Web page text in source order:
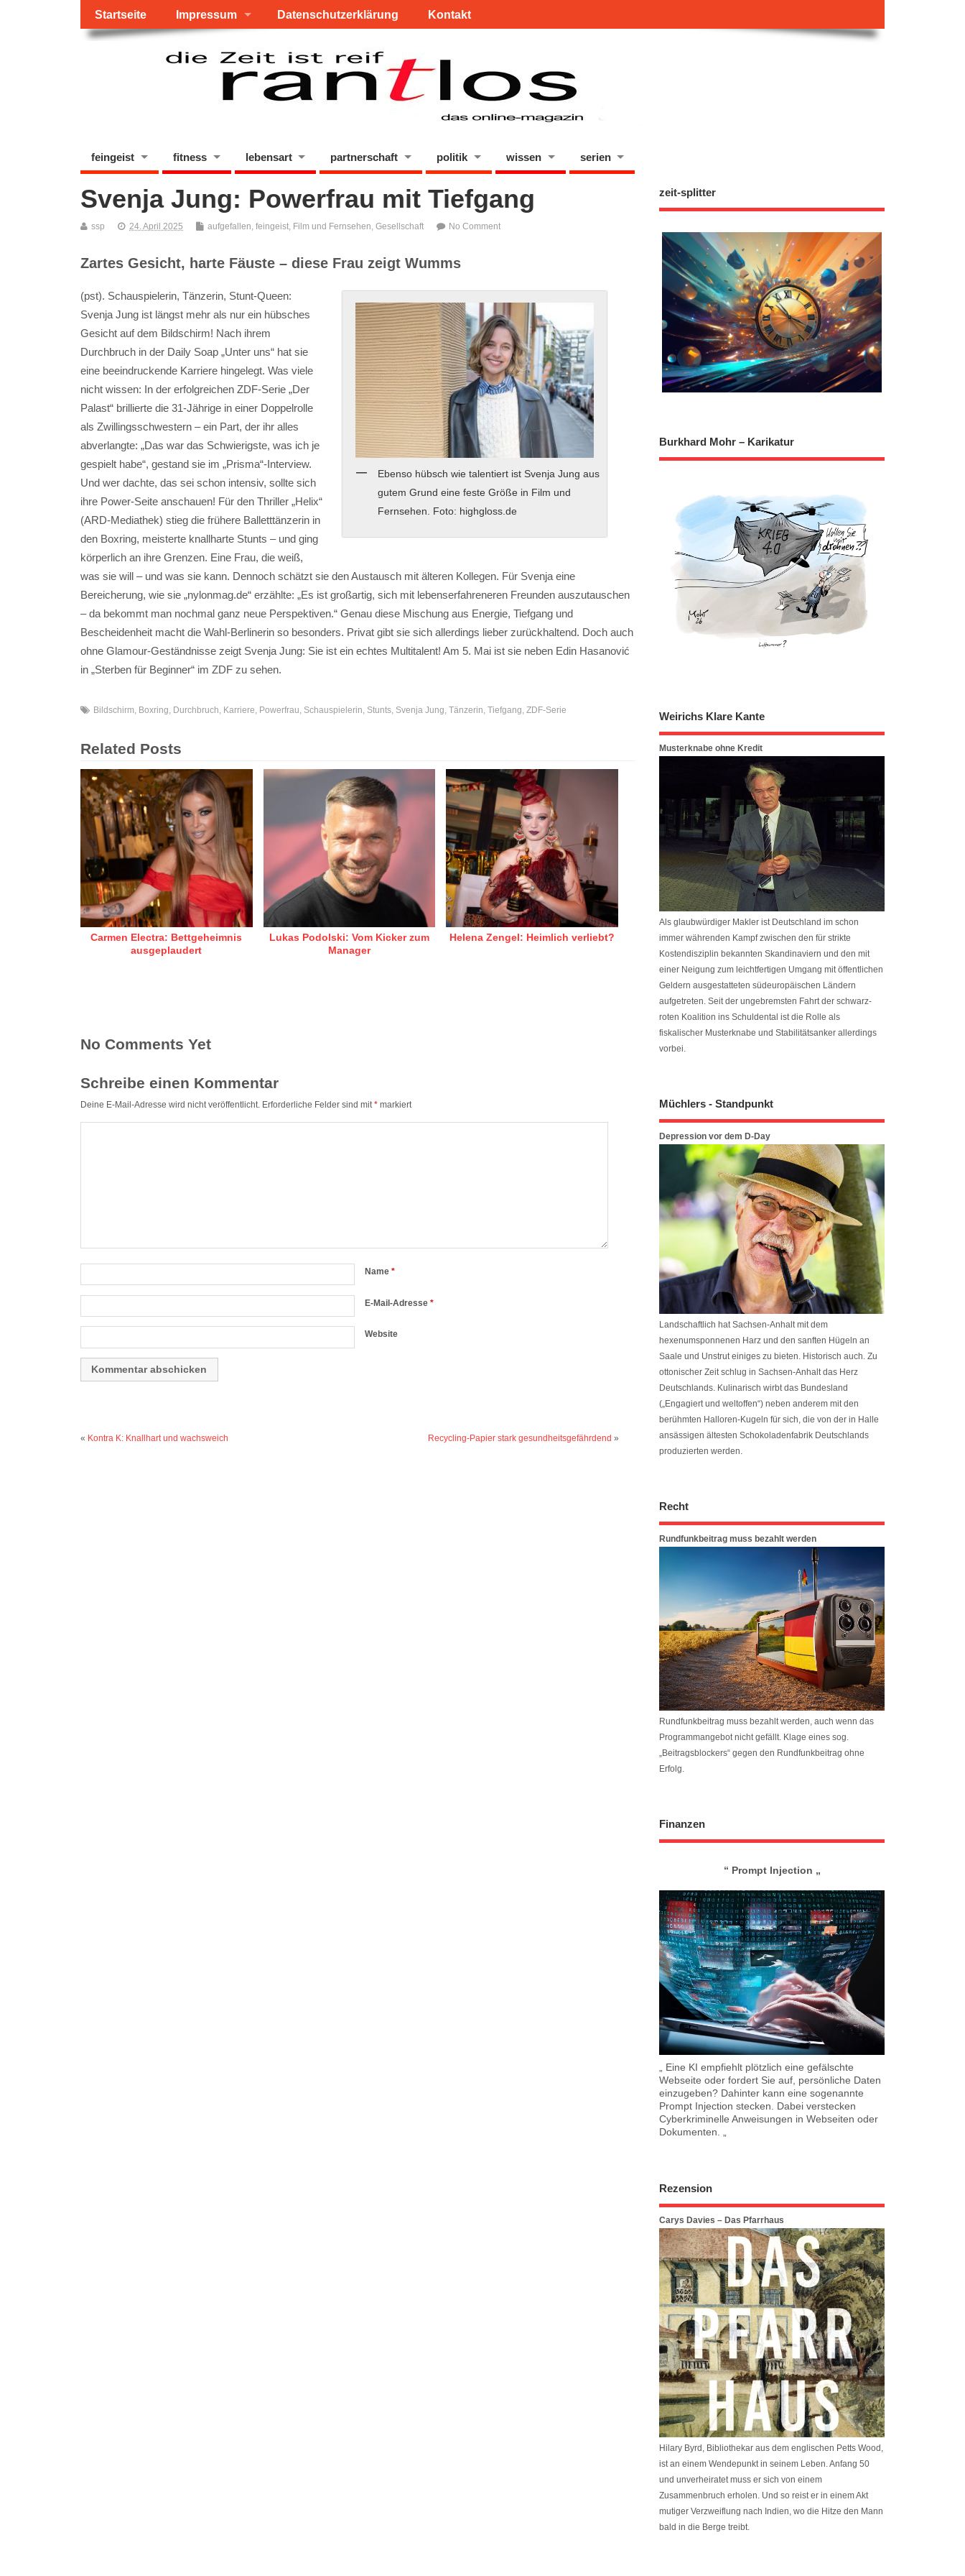
Startseite Impressum Datenschutzerklärung Kontakt
feingeist fitness lebensart partnerschaft politik wissen serien
Svenja Jung: Powerfrau mit Tiefgang
ssp 24. April 2025 aufgefallen, feingeist, Film und Fernsehen, Gesellschaft No Comment
Zartes Gesicht, harte Fäuste – diese Frau zeigt Wumms
Ebenso hübsch wie talentiert ist Svenja Jung aus
gutem Grund eine feste Größe in Film und
Fernsehen. Foto: highgloss.de
(pst). Schauspielerin, Tänzerin, Stunt-Queen:
Svenja Jung ist längst mehr als nur ein hübsches
Gesicht auf dem Bildschirm! Nach ihrem
Durchbruch in der Daily Soap „Unter uns“ hat sie
eine beeindruckende Karriere hingelegt. Was viele
nicht wissen: In der erfolgreichen ZDF-Serie „Der
Palast“ brillierte die 31-Jährige in einer Doppelrolle
als Zwillingsschwestern – ein Part, der ihr alles
abverlangte: „Das war das Schwierigste, was ich je
gespielt habe“, gestand sie im „Prisma“-Interview.
Und wer dachte, das sei schon intensiv, sollte sich
ihre Power-Seite anschauen! Für den Thriller „Helix“
(ARD-Mediathek) stieg die frühere Balletttänzerin in
den Boxring, meisterte knallharte Stunts – und ging
körperlich an ihre Grenzen. Eine Frau, die weiß,
was sie will – und was sie kann. Dennoch schätzt sie den Austausch mit älteren Kollegen. Für Svenja eine
Bereicherung, wie sie „nylonmag.de“ erzählte: „Es ist großartig, sich mit lebenserfahreneren Freunden auszutauschen
– da bekommt man nochmal ganz neue Perspektiven.“ Genau diese Mischung aus Energie, Tiefgang und
Bescheidenheit macht die Wahl-Berlinerin so besonders. Privat gibt sie sich allerdings lieber zurückhaltend. Doch auch
ohne Glamour-Geständnisse zeigt Svenja Jung: Sie ist ein echtes Multitalent! Am 5. Mai ist sie neben Edin Hasanović
in „Sterben für Beginner“ im ZDF zu sehen.
Bildschirm, Boxring, Durchbruch, Karriere, Powerfrau, Schauspielerin, Stunts, Svenja Jung, Tänzerin, Tiefgang, ZDF-Serie
Related Posts
Carmen Electra: Bettgeheimnis
ausgeplaudert
Lukas Podolski: Vom Kicker zum
Manager
Helena Zengel: Heimlich verliebt?
No Comments Yet
Schreibe einen Kommentar
Deine E-Mail-Adresse wird nicht veröffentlicht. Erforderliche Felder sind mit * markiert
Name *
E-Mail-Adresse *
Website
« Kontra K: Knallhart und wachsweich Recycling-Papier stark gesundheitsgefährdend »
zeit-splitter
Burkhard Mohr – Karikatur
Weirichs Klare Kante
Musterknabe ohne Kredit
Als glaubwürdiger Makler ist Deutschland im schon
immer währenden Kampf zwischen den für strikte
Kostendisziplin bekannten Skandinaviern und den mit
einer Neigung zum leichtfertigen Umgang mit öffentlichen
Geldern ausgestatteten südeuropäischen Ländern
aufgetreten. Seit der ungebremsten Fahrt der schwarz-
roten Koalition ins Schuldental ist die Rolle als
fiskalischer Musterknabe und Stabilitätsanker allerdings
vorbei.
Müchlers - Standpunkt
Depression vor dem D-Day
Landschaftlich hat Sachsen-Anhalt mit dem
hexenumsponnenen Harz und den sanften Hügeln an
Saale und Unstrut einiges zu bieten. Historisch auch. Zu
ottonischer Zeit schlug in Sachsen-Anhalt das Herz
Deutschlands. Kulinarisch wirbt das Bundesland
(„Engagiert und weltoffen“) neben anderem mit den
berühmten Halloren-Kugeln für sich, die von der in Halle
ansässigen ältesten Schokoladenfabrik Deutschlands
produzierten werden.
Recht
Rundfunkbeitrag muss bezahlt werden
Rundfunkbeitrag muss bezahlt werden, auch wenn das
Programmangebot nicht gefällt. Klage eines sog.
„Beitrags­blockers“ gegen den Rundfunkbeitrag ohne
Erfolg.
Finanzen
“ Prompt Injection „
„ Eine KI empfiehlt plötzlich eine gefälschte
Webseite oder fordert Sie auf, persönliche Daten
einzugeben? Dahinter kann eine sogenannte
Prompt Injection stecken. Dabei verstecken
Cyberkriminelle Anweisungen in Webseiten oder
Dokumenten. „
Rezension
Carys Davies – Das Pfarrhaus
Hilary Byrd, Bibliothekar aus dem englischen Petts Wood,
ist an einem Wendepunkt in seinem Leben. Anfang 50
und unverheiratet muss er sich von einem
Zusammenbruch erholen. Und so reist er in einem Akt
mutiger Verzweiflung nach Indien, wo die Hitze den Mann
bald in die Berge treibt.